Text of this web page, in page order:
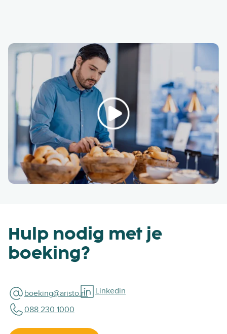
Hulp nodig met je
boeking?
boeking@aristo.nl
088 230 1000
Linkedin